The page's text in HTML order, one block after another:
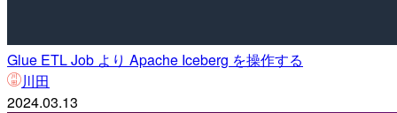
Glue ETL Job より Apache Iceberg を操作する
川田
2024.03.13